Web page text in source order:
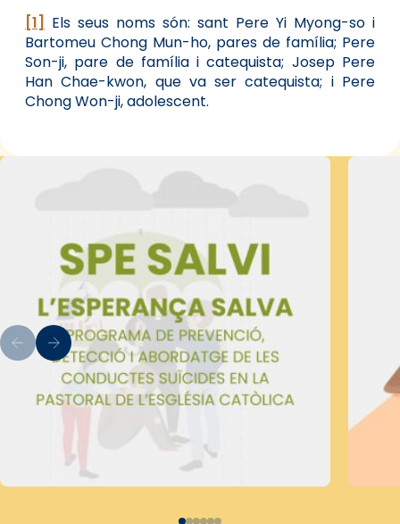
[1] Els seus noms són: sant Pere Yi Myong-so i
Bartomeu Chong Mun-ho, pares de família; Pere
Son-ji, pare de família i catequista; Josep Pere
Han Chae-kwon, que va ser catequista; i Pere
Chong Won-ji, adolescent.